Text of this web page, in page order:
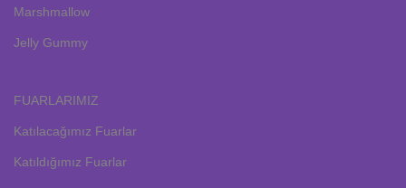
Marshmallow
Jelly Gummy
FUARLARIMIZ
Katılacağımız Fuarlar
Katıldığımız Fuarlar